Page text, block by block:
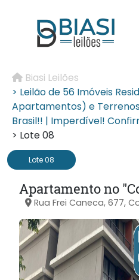
Biasi Leilões
> Leilão de 56 Imóveis
Apartamentos) e
Brasil!! | Imperdível!
> Lote 08
Lote 08
Rua Frei Caneca, 677,